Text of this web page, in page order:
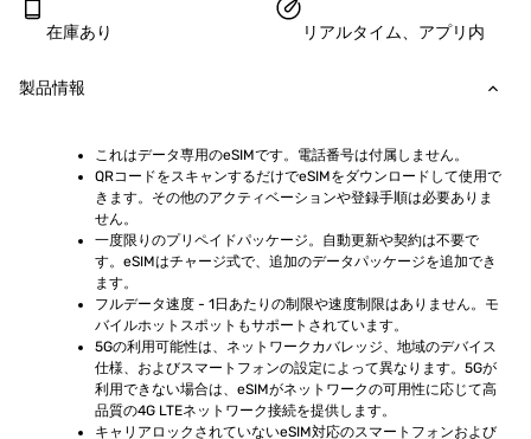
在庫あり リアルタイム、アプリ内
製品情報
これはデータ専用のeSIMです。電話番号は付属しません。
QRコードをスキャンするだけでeSIMをダウンロードして使用で
きます。その他のアクティベーションや登録手順は必要ありま
せん。
一度限りのプリペイドパッケージ。自動更新や契約は不要で
す。eSIMはチャージ式で、追加のデータパッケージを追加でき
ます。
フルデータ速度 - 1日あたりの制限や速度制限はありません。モ
バイルホットスポットもサポートされています。
5Gの利用可能性は、ネットワークカバレッジ、地域のデバイス
仕様、およびスマートフォンの設定によって異なります。5Gが
利用できない場合は、eSIMがネットワークの可用性に応じて高
品質の4G LTEネットワーク接続を提供します。
キャリアロックされていないeSIM対応のスマートフォンおよび